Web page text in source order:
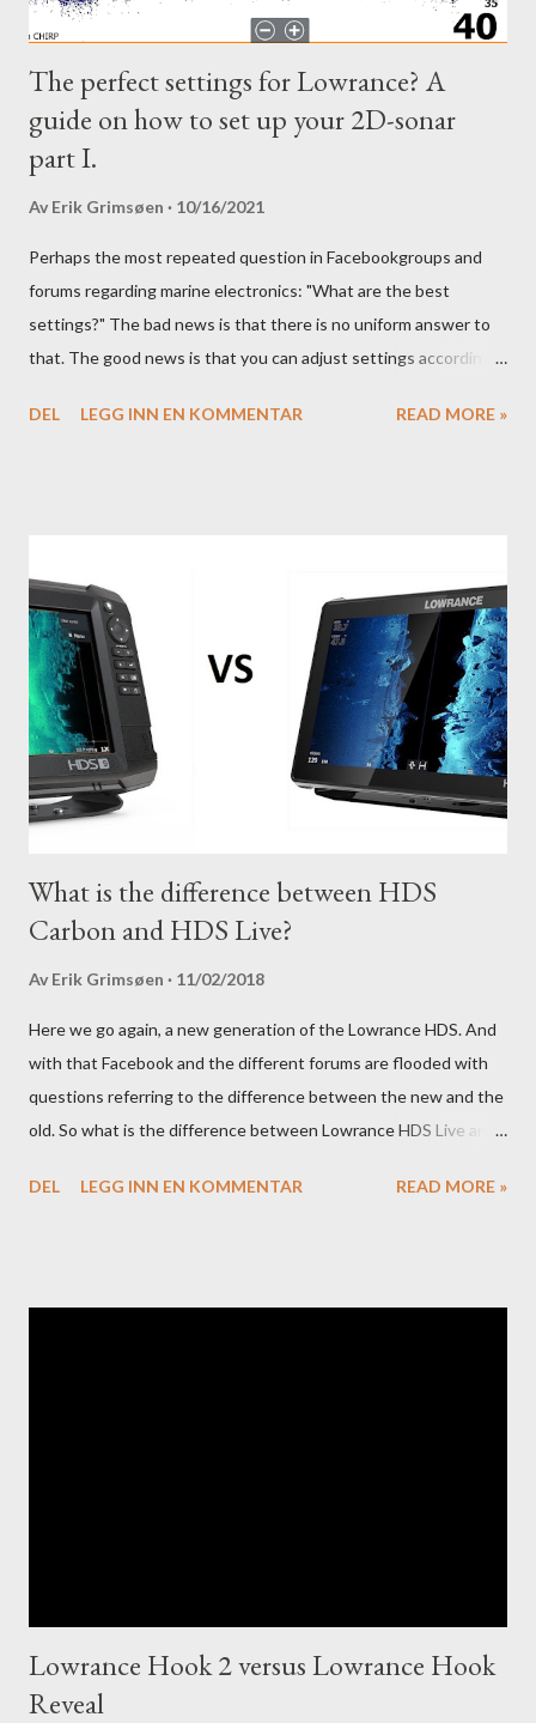
The perfect settings for Lowrance? A
guide on how to set up your 2D-sonar
part I.
Av Erik Grimsøen 10/16/2021
Perhaps the most repeated question in Facebookgroups and
forums regarding marine electronics: "What are the best
settings?" The bad news is that there is no uniform answer to
that. The good news is that you can adjust settings according
you should tweak and why. Here is part 1 of our guide to get the
DEL LEGG INN EN KOMMENTAR READ MORE »
What is the difference between HDS
Carbon and HDS Live?
Av Erik Grimsøen 11/02/2018
Here we go again, a new generation of the Lowrance HDS. And
with that Facebook and the different forums are flooded with
questions referring to the difference between the new and the
old. So what is the difference between Lowrance HDS Live and
DEL
LEGG INN EN KOMMENTAR READ MORE »
Lowrance Hook 2 versus Lowrance Hook
Reveal